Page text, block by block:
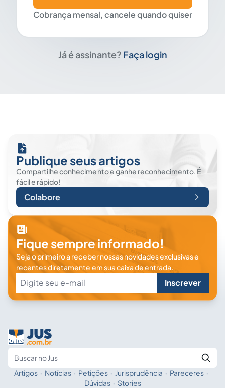
Cobrança mensal, cancele quando quiser
Já é assinante? Faça login
Publique seus artigos
Compartilhe conhecimento e ganhe reconhecimento. É
fácil e rápido!
Colabore
Fique sempre informado!
Seja o primeiro a receber nossas novidades exclusivas e
recentes diretamente em sua caixa de entrada.
Inscrever
Fale com a IA
Artigos · Notícias · Petições · Jurisprudência · Pareceres ·
Dúvidas · Stories